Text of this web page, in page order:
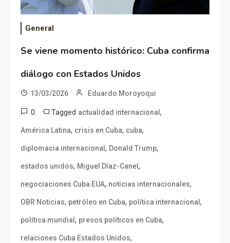
General
Se viene momento histórico: Cuba confirma
diálogo con Estados Unidos
13/03/2026 Eduardo Moroyoqui
0 Tagged actualidad internacional ,
América Latina, crisis en Cuba, cuba,
diplomacia internacional , Donald Trump,
estados unidos, Miguel Díaz-Canel ,
negociaciones Cuba EUA, noticias internacionales,
OBR Noticias, petróleo en Cuba, política internacional ,
política mundial , presos políticos en Cuba,
relaciones Cuba Estados Unidos,